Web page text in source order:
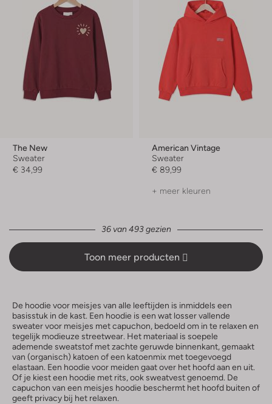
The New
Sweater
€ 34,99
American Vintage
Sweater
€ 89,99
+ meer kleuren
36 van 493 gezien
Toon meer producten
De hoodie voor meisjes van alle leeftijden is inmiddels een
basisstuk in de kast. Een hoodie is een wat losser vallende
sweater voor meisjes met capuchon, bedoeld om in te relaxen en
tegelijk modieuze streetwear. Het materiaal is soepele
ademende sweatstof met zachte geruwde binnenkant, gemaakt
van (organisch) katoen of een katoenmix met toegevoegd
elastaan. Een hoodie voor meiden gaat over het hoofd aan en uit.
Of je kiest een hoodie met rits, ook sweatvest genoemd. De
capuchon van een meisjes hoodie beschermt het hoofd buiten of
geeft privacy bij het relaxen.